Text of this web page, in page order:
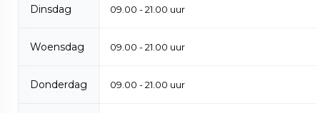
Dinsdag 09.00 - 21.00 uur
Woensdag 09.00 - 21.00 uur
Donderdag 09.00 - 21.00 uur